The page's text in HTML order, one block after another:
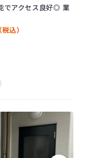
でアクセス良好◎ 業
込）